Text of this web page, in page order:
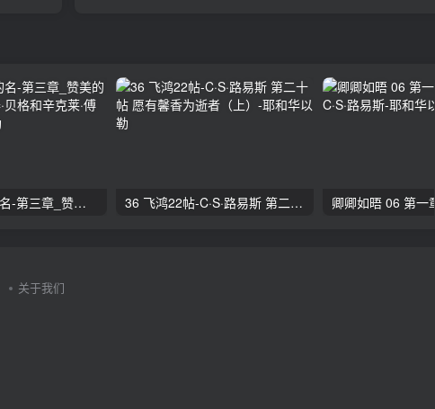
26 万名之上的名-第三章_赞美的带领者 阿利斯泰·贝格和辛克莱·傅格森 36 飞鸿22帖-C·S·路易斯 第二十帖 愿有馨香为逝者（上）
关于我们